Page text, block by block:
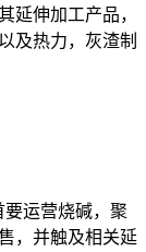
延伸加工产品，
及热力，灰渣制
运营烧碱，聚
，并触及相关延